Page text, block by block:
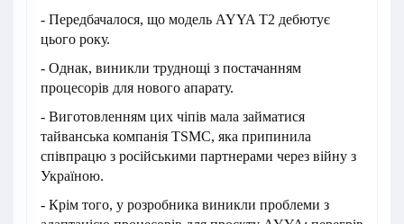
- Передбачалося, що модель AYYA T2 дебютує
цього року.
- Однак, виникли труднощі з постачанням
процесорів для нового апарату.
- Виготовленням цих чіпів мала займатися
тайванська компанія TSMC, яка припинила
співпрацю з російськими партнерами через війну з
Україною.
- Крім того, у розробника виникли проблеми з